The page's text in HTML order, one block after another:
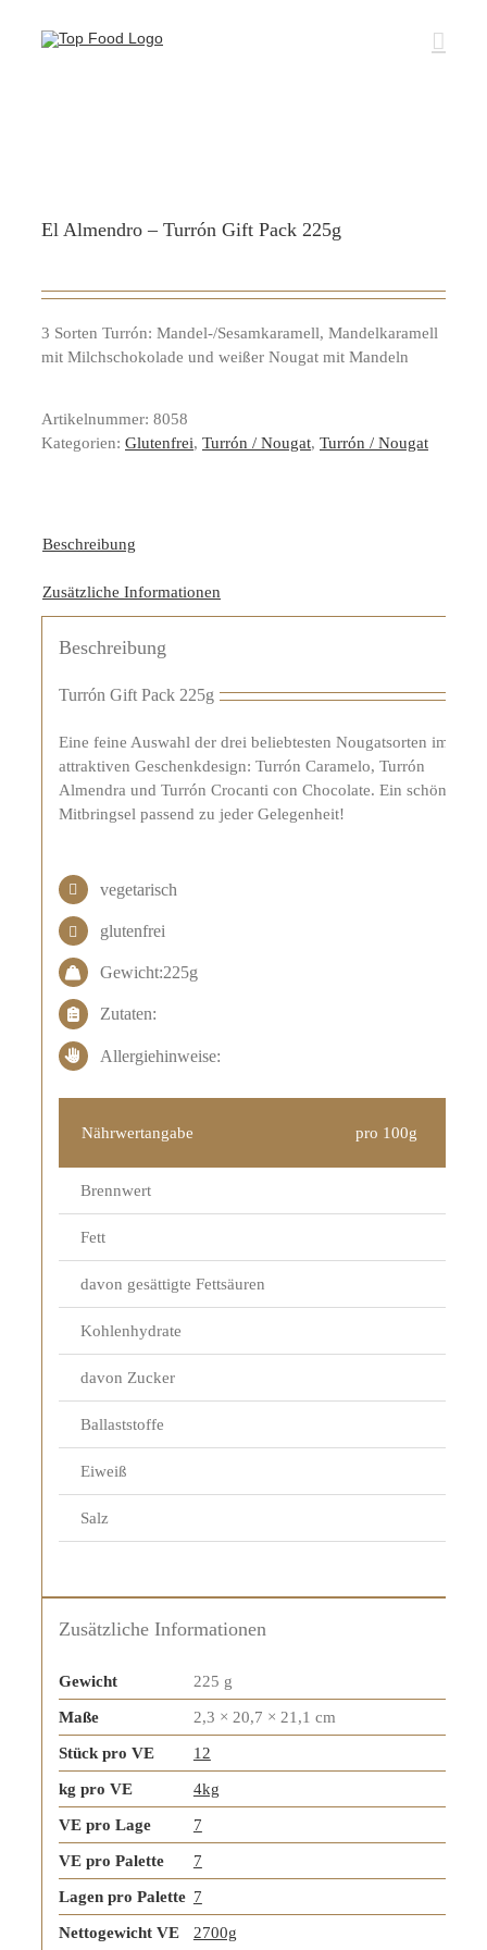
Inhalt
El Almendro – Turrón Gift Pack 225g
3 Sorten Turrón: Mandel-/Sesamkaramell, Mandelkaramell
mit Milchschokolade und weißer Nougat mit Mandeln
Artikelnummer: 8058
Kategorien: Glutenfrei, Turrón / Nougat, Turrón / Nougat
Beschreibung
Zusätzliche Informationen
Beschreibung
Turrón Gift Pack 225g
Eine feine Auswahl der drei beliebtesten Nougatsorten im
attraktiven Geschenkdesign: Turrón Caramelo, Turrón
Almendra und Turrón Crocanti con Chocolate. Ein schönes
Mitbringsel passend zu jeder Gelegenheit!
vegetarisch
glutenfrei
Gewicht:225g
Zutaten:
Allergiehinweise:
Nährwertangabe pro 100g
Brennwert
Fett
davon gesättigte Fettsäuren
Kohlenhydrate
davon Zucker
Ballaststoffe
Eiweiß
Salz
Zusätzliche Informationen
Gewicht 225 g
Maße 2,3 × 20,7 × 21,1 cm
Stück pro VE 12
kg pro VE 4kg
VE pro Lage 7
VE pro Palette 7
Lagen pro Palette 7
Nettogewicht VE 2700g